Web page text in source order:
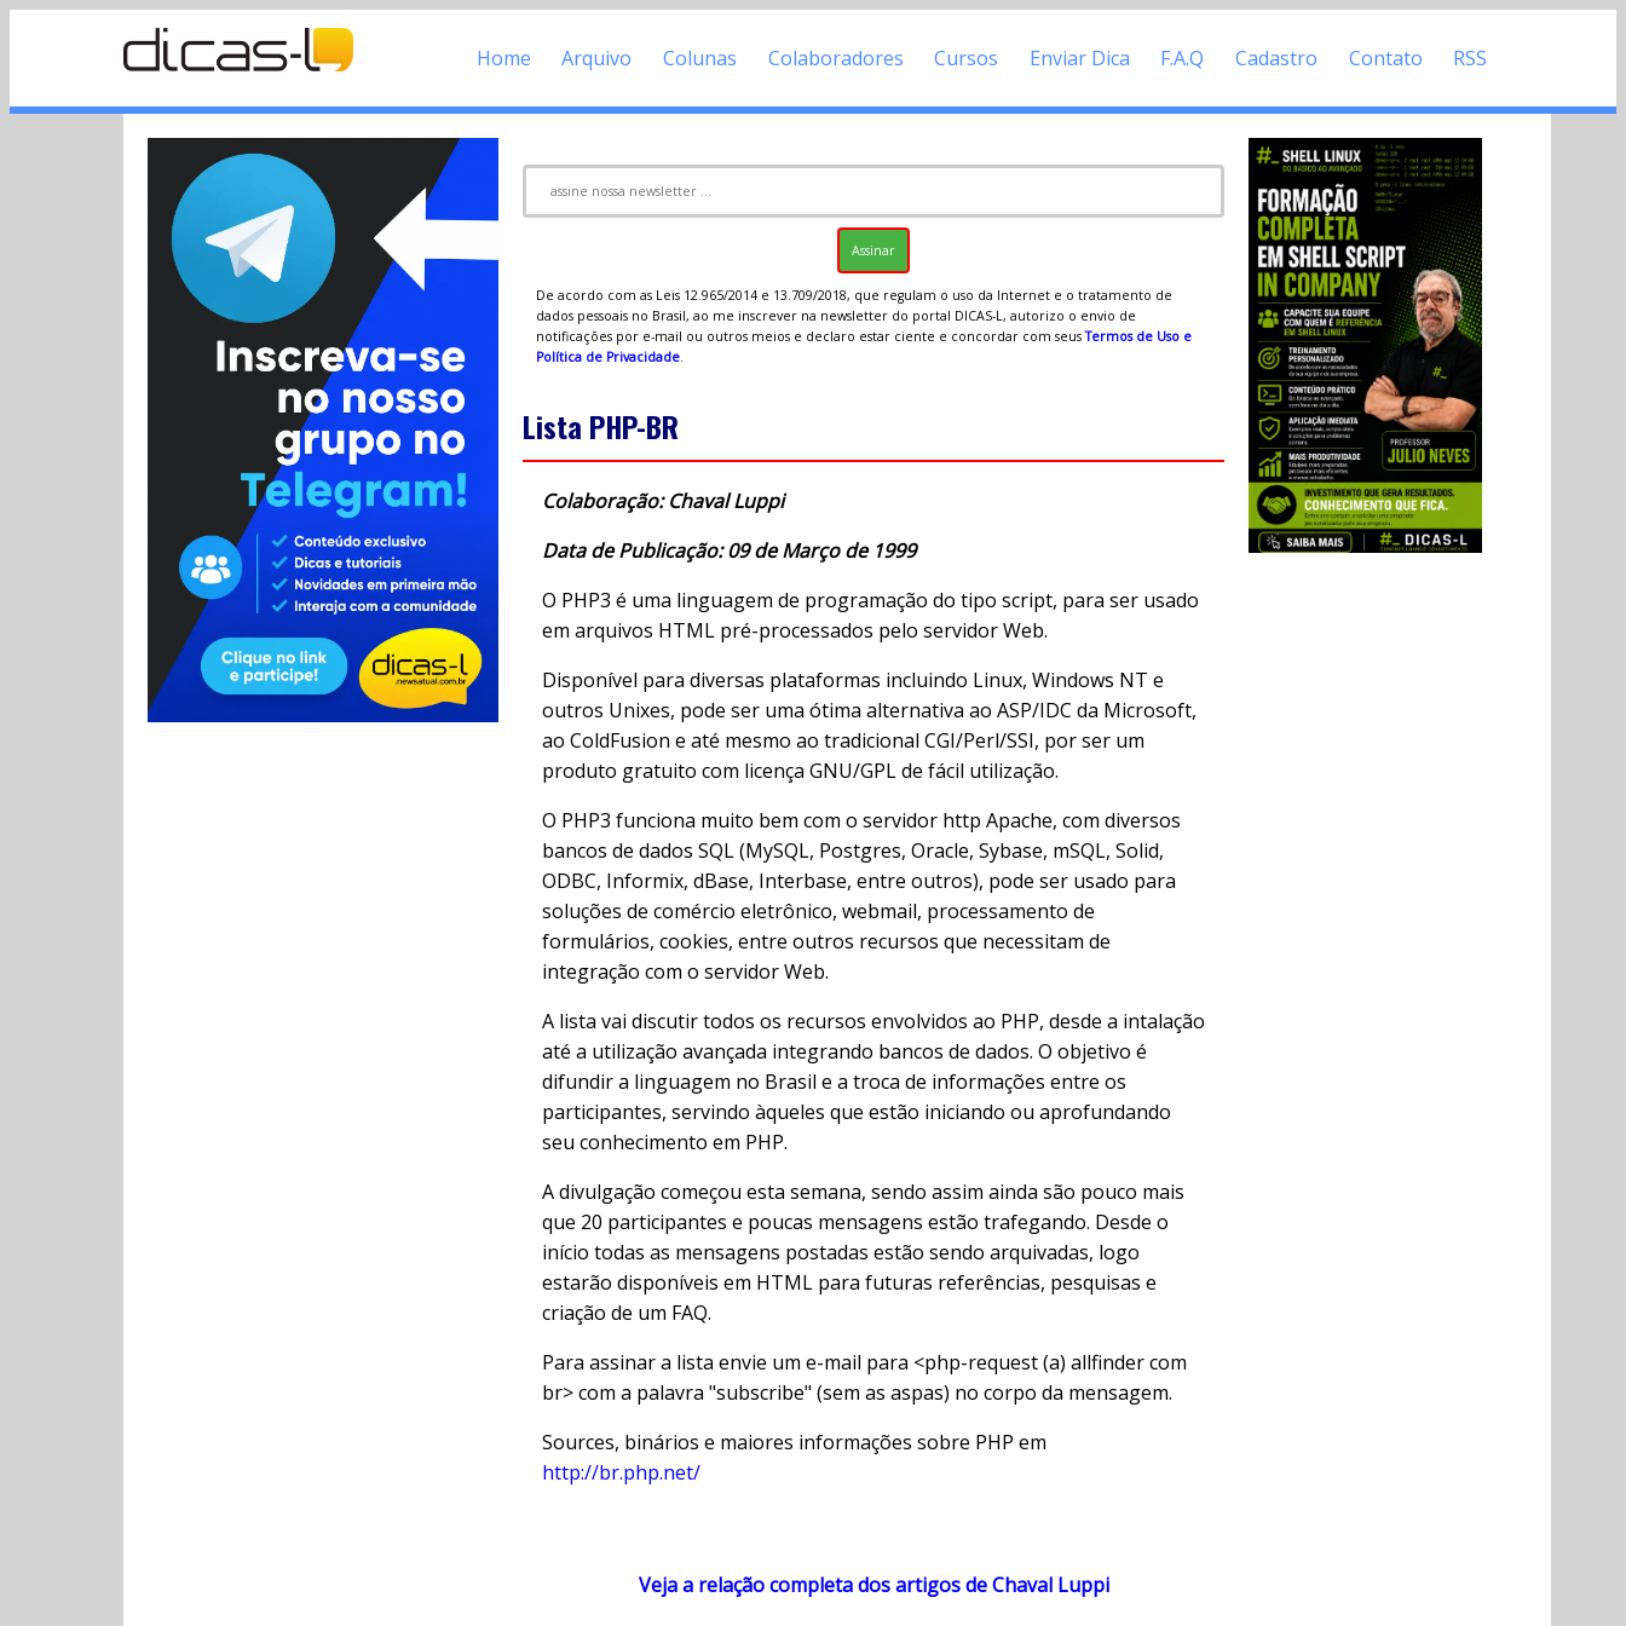
Home Arquivo Colunas Colaboradores Cursos Enviar Dica F.A.Q Cadastro Contato RSS
De acordo com as Leis 12.965/2014 e 13.709/2018, que regulam o uso da Internet e o tratamento de
dados pessoais no Brasil, ao me inscrever na newsletter do portal DICAS-L, autorizo o envio de
notificações por e-mail ou outros meios e declaro estar ciente e concordar com seusTermos de Uso e
Política de Privacidade.
Lista PHP-BR
Colaboração: Chaval Luppi
Data de Publicação: 09 de Março de 1999
O PHP3 é uma linguagem de programação do tipo script, para ser usado
em arquivos HTML pré-processados pelo servidor Web.
Disponível para diversas plataformas incluindo Linux, Windows NT e
outros Unixes, pode ser uma ótima alternativa ao ASP/IDC da Microsoft,
ao ColdFusion e até mesmo ao tradicional CGI/Perl/SSI, por ser um
produto gratuito com licença GNU/GPL de fácil utilização.
O PHP3 funciona muito bem com o servidor http Apache, com diversos
bancos de dados SQL (MySQL, Postgres, Oracle, Sybase, mSQL, Solid,
ODBC, Informix, dBase, Interbase, entre outros), pode ser usado para
soluções de comércio eletrônico, webmail, processamento de
formulários, cookies, entre outros recursos que necessitam de
integração com o servidor Web.
A lista vai discutir todos os recursos envolvidos ao PHP, desde a intalação
até a utilização avançada integrando bancos de dados. O objetivo é
difundir a linguagem no Brasil e a troca de informações entre os
participantes, servindo àqueles que estão iniciando ou aprofundando
seu conhecimento em PHP.
A divulgação começou esta semana, sendo assim ainda são pouco mais
que 20 participantes e poucas mensagens estão trafegando. Desde o
início todas as mensagens postadas estão sendo arquivadas, logo
estarão disponíveis em HTML para futuras referências, pesquisas e
criação de um FAQ.
Para assinar a lista envie um e-mail para <php-request (a) allfinder com
br> com a palavra "subscribe" (sem as aspas) no corpo da mensagem.
Sources, binários e maiores informações sobre PHP em
http://br.php.net/
Veja a relação completa dos artigos de Chaval Luppi